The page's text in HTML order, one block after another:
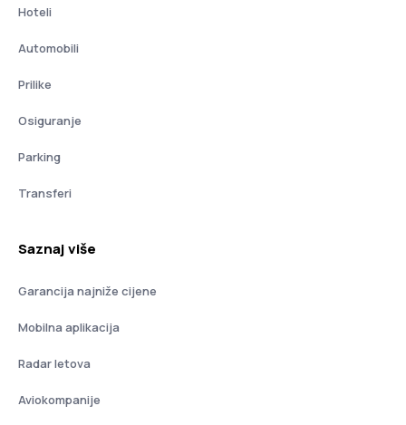
Hoteli
Automobili
Prilike
Osiguranje
Parking
Transferi
Saznaj više
Garancija najniže cijene
Mobilna aplikacija
Radar letova
Aviokompanije